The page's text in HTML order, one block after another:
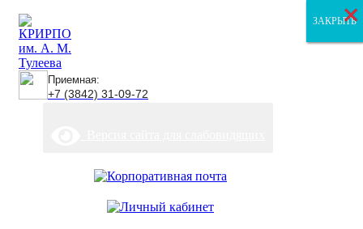
Приемная:
+7 (3842) 31-09-72
ЗАКРЫТЬ
ЗАКРЫТЬ
ЗАКРЫТЬ
×
×
×